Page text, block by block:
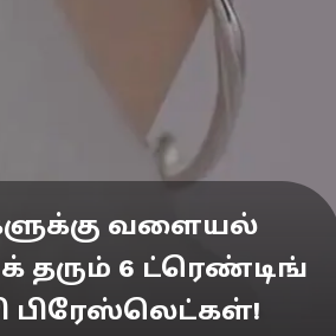
வளையல்
தரும் 6 ட்ரெண்டிங்
பிரேஸ்லெட்கள்!